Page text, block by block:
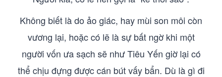
Không biết là do ảo giác, hay mùi son môi còn
vương lại, hoặc có lẽ là sự bất ngờ khi một
người vốn ưa sạch sẽ như Tiêu Yến giờ lại có
thể chịu đựng được cán bút vấy bẩn. Dù là gì đi